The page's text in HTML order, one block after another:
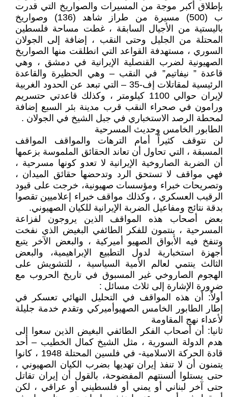
بإطلاق أكبر موجة من المسيرات والصواريخ التي قدرت
ب (500) مسيرة من طراز شاهد (136) وصواريخ
باليستية من الأجيال السابقة ، غطت مساحة فلسطين
المحتلة من الجليل وحتى النقب ، إضافة إلى الجولان
السوري ، مستهدفة القواعد التي انطلقت منها الصواريخ
الصهيونية لضرب القنصلية الإيرانية في دمشق ، وهي
قاعدة ” نيفاتيم” في النقب – وهي الحظيرة والقاعدة
الرئيسية لمقاتلات إف-35 – التي تبعد عن الحدود الغربية
لإيران حوالي 1100 كيلومتر ، وكذلك قاعدتي حتسريم
ورامون في صحراء النقب قرب مدينة بئر السبع إضافة
لمحطة الرصد الاستخباري في جبل الشيخ في الجولان .
الطابور الخامس وحديث المسرحية
لن نتوقف كثيراً أمام الترهات والمواقف المواقف
المسبقة ، التي تحاول أن تعاند الحقائق الملموسة بزعمها
أن الضربة الصاروخية الإيرانية لا تعدو كونها مسرحية ،
فهي مواقف لا تستحق الرد وتدحضها حقائق الميدان ،
وتصريحات خبراء ومؤسسات صهيونية، خرجت على قيود
الرقيب العسكري ، وكذلك مواقف خبراء إعلاميين تقصوا
بدقة نتائج ومفاعيل الضربة الإيرانية للكيان الصهيوني.
بعض أصحاب هذه المواقف الذين يروجون لفزاعة
المسرحية ، ينتمون للفكر الطائفي البغيض الذي نفخت
وتنفخ فيه الأبواق الصهيو أميركية ، والبعض الآخر يتبع
أجهزة استخبارية لدول التطبيع الإبراهيمية، والبعض
الثالث ينتمي لعالم الأمية السياسية ، للتشويش على
الهجوم الصاروخي غير المسبوق في تاريخ الحروب مع
ضرورة الإشارة إلى ثلاث مسائل :
أولاُ: أن هذه المواقف في التحليل النهائي تعسكر في
إطار الطابور الخامس الصهيوأميركي وتقدم خدمة جليلة
لأعداء نهج المقاومة
ثانيا: أن أصحاب الفكر الطائفي البغيض الذين سعوا إلى
هدم الدولة السورية ، مثل الشيخ كمال الخطيب – أحد
قادة الحركة الاسلامية- في فلسين المحتلة 1948 ، كانوا
يتمنون أن لا تنفذ إيران تهديها بضرب الكيان الصهيوني ،
حتى يستلوا ألسنتهم المفضوحة، بالقول أن إيران تقاتل
حتى آخر لبناني أو يمني أو فلسطيني أو عراقي ، لكن